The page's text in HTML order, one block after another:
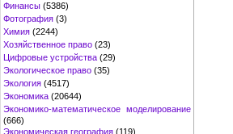
Финансы (5386)
Фотография (3)
Химия (2244)
Хозяйственное право (23)
Цифровые устройства (29)
Экологическое право (35)
Экология (4517)
Экономика (20644)
Экономико-математическое моделирование
(666)
Экономическая география (119)